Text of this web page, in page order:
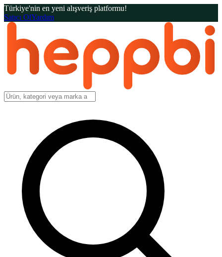
Türkiye'nin en yeni alışveriş platformu!
Satıcı OlYardım